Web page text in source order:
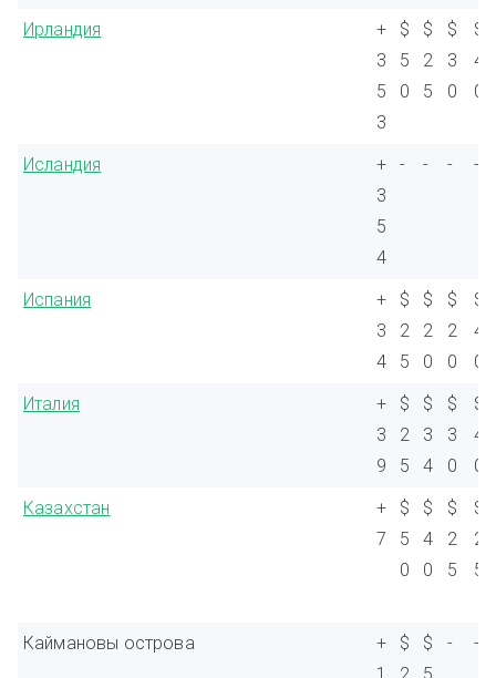
Ирландия
+
3
5
3
$
5
0
$
2
5
$
3
0
$
4
0
Исландия
+
3
5
4
- - - -
Испания
+
3
4
$
2
5
$
2
0
$
2
0
$
4
0
Италия
+
3
9
$
2
5
$
3
4
$
3
0
$
4
0
Казахстан
+
7
$
5
0
$
4
0
$
2
5
$
2
5
Каймановы острова
+
$
$
- -